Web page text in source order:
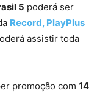
5 poderá ser
Record, PlayPlus
assistir toda
promoção com 14